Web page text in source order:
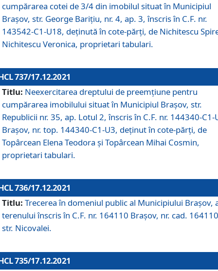
cumpărarea cotei de 3/4 din imobilul situat în Municipiul
Braşov, str. George Barițiu, nr. 4, ap. 3, înscris în C.F. nr.
143542-C1-U18, deținută în cote-părți, de Nichitescu
Nichitescu Veronica, proprietari tabulari.
737/17.12.2021
Titlu: Neexercitarea dreptului de preemţiune pentru
cumpărarea imobilului situat în Municipiul Braşov, str.
Republicii nr. 35, ap. Lotul 2, înscris în C.F. nr. 144340-C1-
Brașov, nr. top. 144340-C1-U3, deținut în cote-părți, de
Topârcean Elena Teodora și Topârcean Mihai Cosmin,
proprietari tabulari.
736/17.12.2021
Titlu: Trecerea în domeniul public al Municipiului Braşov,
terenului înscris în C.F. nr. 164110 Brașov, nr. cad.
str. Nicovalei.
735/17.12.2021